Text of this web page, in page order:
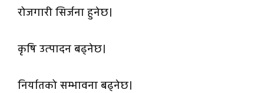
रोजगारी सिर्जना हुनेछ।
कृषि उत्पादन बढ्नेछ।
निर्यातको सम्भावना बढ्नेछ।